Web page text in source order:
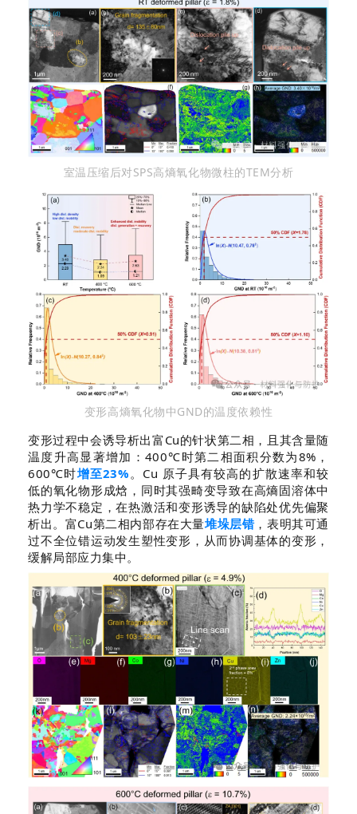
室温压缩后对SPS高熵氧化物微柱的TEM分析
变形高熵氧化物中GND的温度依赖性
变形过程中会诱导析出富Cu的针状第二相，且其含量随
温度升高显著增加：400℃时第二相面积分数为8%，
600℃时增至23% 。Cu 原子具有较高的扩散速率和较
低的氧化物形成焓，同时其强畸变导致在高熵固溶体中
热力学不稳定，在热激活和变形诱导的缺陷处优先偏聚
析出。富Cu第二相内部存在大量堆垛层错，表明其可通
过不全位错运动发生塑性变形，从而协调基体的变形，
缓解局部应力集中。